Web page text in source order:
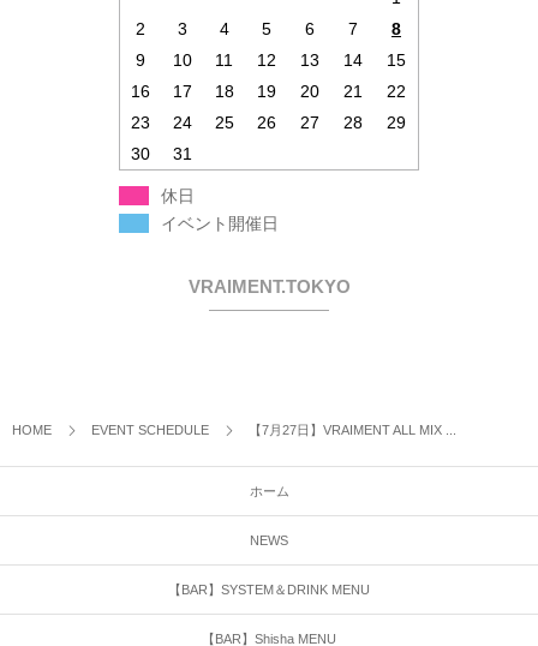
2
3 4 5 6 7
8
9
10 11 12 13 14
15
16
17 18 19 20 21
22
23
24 25 26 27 28
29
30
31
休日
イベント開催日
VRAIMENT.TOKYO
HOME EVENT SCHEDULE 【7月27日】VRAIMENT ALL MIX ...
ホーム
NEWS
【BAR】SYSTEM＆DRINK MENU
【BAR】Shisha MENU